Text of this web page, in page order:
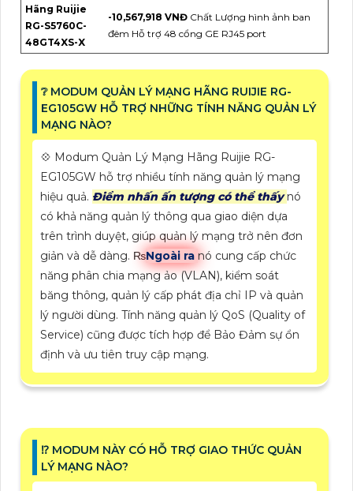
Hãng Ruijie
RG-S5760C-
48GT4XS-X
-10,567,918 VNĐ Chất Lượng hình ảnh ban
đêm Hỗ trợ 48 cổng GE RJ45 port
❔ MODUM QUẢN LÝ MẠNG HÃNG RUIJIE RG-
EG105GW HỖ TRỢ NHỮNG TÍNH NĂNG QUẢN LÝ
MẠNG NÀO?
💠 Modum Quản Lý Mạng Hãng Ruijie RG-
EG105GW hỗ trợ nhiều tính năng quản lý mạng
hiệu quả. Điểm nhấn ấn tượng có thể thấynó
có khả năng quản lý thông qua giao diện dựa
trên trình duyệt, giúp quản lý mạng trở nên đơn
giản và dễ dàng. ₨Ngoài ra nó cung cấp chức
năng phân chia mạng ảo (VLAN), kiểm soát
băng thông, quản lý cấp phát địa chỉ IP và quản
lý người dùng. Tính năng quản lý QoS (Quality of
Service) cũng được tích hợp để Bảo Đảm sự ổn
định và ưu tiên truy cập mạng.
⁉️ MODUM NÀY CÓ HỖ TRỢ GIAO THỨC QUẢN
LÝ MẠNG NÀO?